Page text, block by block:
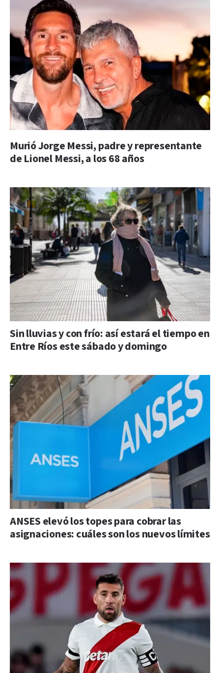
Murió Jorge Messi, padre y representante
de Lionel Messi, a los 68 años
Sin lluvias y con frío: así estará el tiempo en
Entre Ríos este sábado y domingo
ANSES elevó los topes para cobrar las
asignaciones: cuáles son los nuevos límites